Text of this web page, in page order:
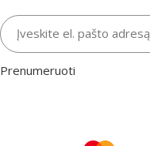
Įveskite el. pašto adresą
Prenumeruoti